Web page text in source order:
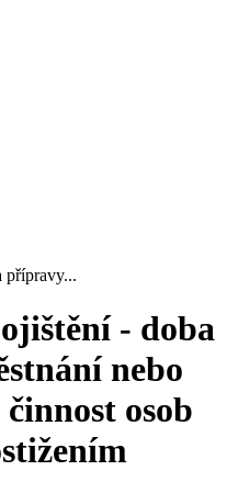
přípravy...
- doba
nebo
osob